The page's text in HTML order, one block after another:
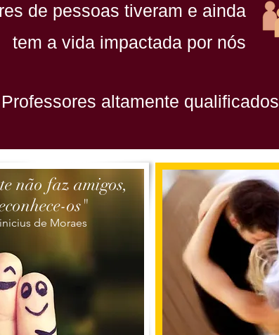
de pessoas tiveram e ainda
tem a vida impactada por nós
Professores altamente qualificados
não faz amigos,
os"
de Moraes